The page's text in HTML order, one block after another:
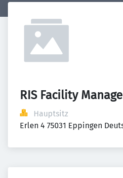
RIS Facility
Hauptsitz
Erlen 4 75031 Eppingen